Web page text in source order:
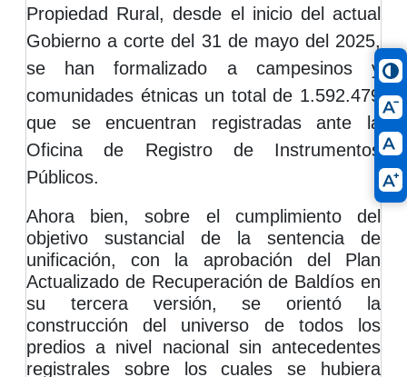
Propiedad Rural, desde el inicio del actual
Gobierno a corte del 31 de mayo del 2025,
se han formalizado a campesinos y
comunidades étnicas un total de 1.592.479
que se encuentran registradas ante la
Oficina de Registro de Instrumentos
Públicos.
Ahora bien, sobre el cumplimiento del
objetivo sustancial de la sentencia de
unificación, con la aprobación del Plan
Actualizado de Recuperación de Baldíos en
su tercera versión, se orientó la
construcción del universo de todos los
predios a nivel nacional sin antecedentes
registrales sobre los cuales se hubiera